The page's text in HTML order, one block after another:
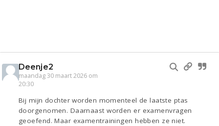
Deenje2
maandag 30 maart 2026 om
20:30
Bij mijn dochter worden momenteel de laatste ptas
doorgenomen. Daarnaast worden er examenvragen
geoefend. Maar examentrainingen hebben ze niet.